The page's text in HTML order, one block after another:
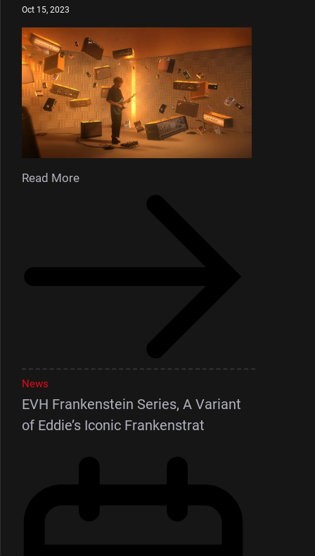
Oct 15, 2023
Read More
News
EVH Frankenstein Series, A Variant
of Eddie’s Iconic Frankenstrat